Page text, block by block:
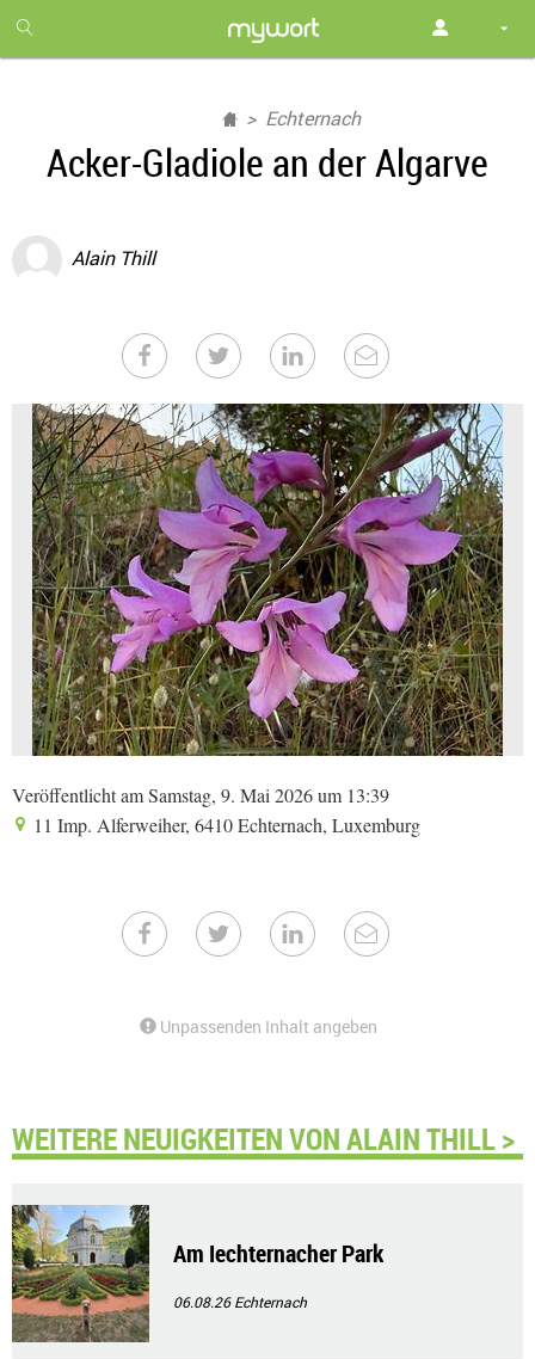
month
free
Echternach
Acker-Gladiole an der Algarve
Alain Thill
Veröffentlicht am Samstag, 9. Mai 2026 um 13:39
11 Imp. Alferweiher, 6410 Echternach, Luxemburg
Unpassenden Inhalt angeben
WEITERE NEUIGKEITEN VON ALAIN THILL >
Am Iechternacher Park
06.08.26Echternach